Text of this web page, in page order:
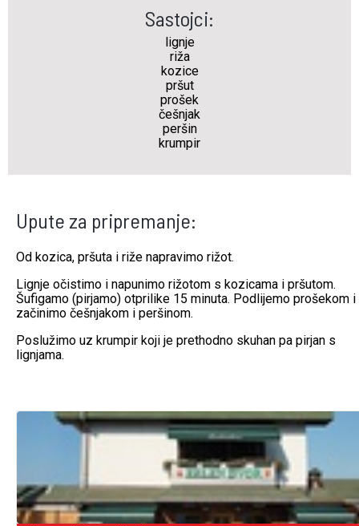
Sastojci:
lignje
riža
kozice
pršut
prošek
češnjak
peršin
krumpir
Upute za pripremanje:
Od kozica, pršuta i riže napravimo rižot.
Lignje očistimo i napunimo rižotom s kozicama i pršutom.
Šufigamo (pirjamo) otprilike 15 minuta. Podlijemo prošekom i
začinimo češnjakom i peršinom.
Poslužimo uz krumpir koji je prethodno skuhan pa pirjan s
lignjama.